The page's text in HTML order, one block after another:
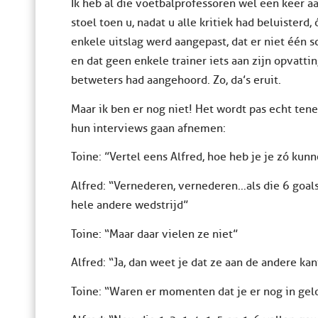
Ik heb al die voetbalprofessoren wel een keer
stoel toen u, nadat u alle kritiek had
enkele uitslag werd aangepast, dat er niet één
en dat geen enkele trainer iets aan zijn
betweters had aangehoord. Zo, da’s eruit.
Maar ik ben er nog niet! Het wordt pas echt
hun interviews gaan afnemen:
Toine: ”Vertel eens Alfred, hoe heb je je zó
Alfred: “Vernederen, vernederen…als die 6
hele andere wedstrijd”
Toine: “Maar daar vielen ze niet”
Alfred: “Ja, dan weet je dat ze aan de andere
Toine: “Waren er momenten dat je er nog in